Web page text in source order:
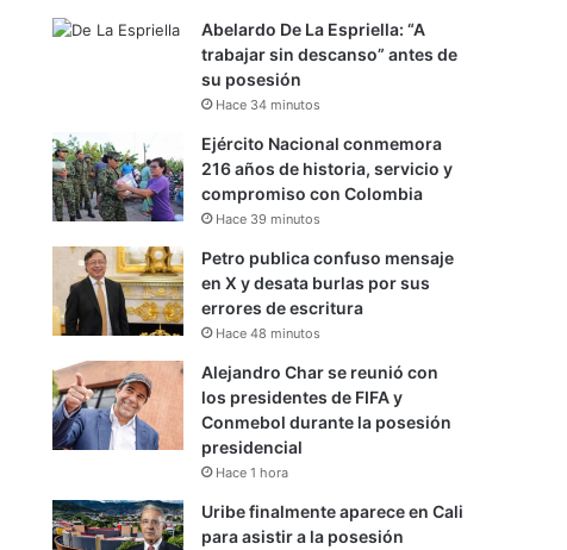
Abelardo De La Espriella: “A
trabajar sin descanso” antes de
su posesión
Hace 34 minutos
Ejército Nacional conmemora
216 años de historia, servicio y
compromiso con Colombia
Hace 39 minutos
Petro publica confuso mensaje
en X y desata burlas por sus
errores de escritura
Hace 48 minutos
Alejandro Char se reunió con
los presidentes de FIFA y
Conmebol durante la posesión
presidencial
Hace 1 hora
Uribe finalmente aparece en Cali
para asistir a la posesión